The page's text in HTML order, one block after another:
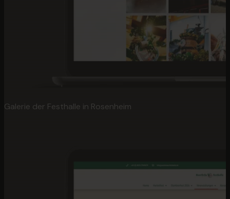
Galerie der Festhalle in Rosenheim